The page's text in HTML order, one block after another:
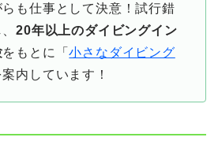
も仕事として決意！試行錯
、20年以上のダイビングイン
をもとに「小さなダイビング
案内しています！